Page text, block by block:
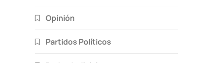
Opinión
Partidos Políticos